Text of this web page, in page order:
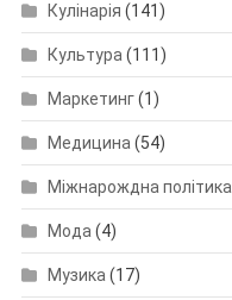
Кулінарія (141)
Культура (111)
Маркетинг(1)
Медицина (54)
Міжнарождна політика
Мода (4)
Музика (17)